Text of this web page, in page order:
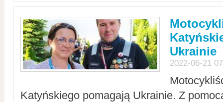
Ukrainie
2022-06-21
Katyńskiego pomagają Ukrainie. Z